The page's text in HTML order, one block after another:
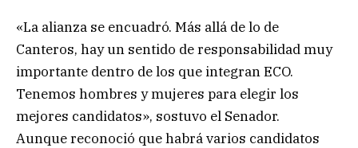
«La alianza se encuadró. Más allá de lo de
Canteros, hay un sentido de responsabilidad muy
importante dentro de los que integran ECO.
Tenemos hombres y mujeres para elegir los
mejores candidatos», sostuvo el Senador.
Aunque reconoció que habrá varios candidatos